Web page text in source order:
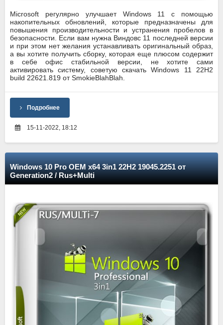
Microsoft регулярно улучшает Windows 11 с помощью
накопительных обновлений, которые предназначены для
повышения производительности и устранения пробелов в
безопасности. Если вам нужна Виндовс 11 последней версии
и при этом нет желания устанавливать оригинальный образ,
а вы хотите получить сборку, которая еще плюсом содержит
в себе офис стабильной версии, не хотите сами
активировать систему, советую скачать Windows 11 22H2
build 22621.819 от SmokieBlahBlah.
Подробнее
15-11-2022, 18:12
Windows 10 Pro OEM x64 3in1 22H2 19045.2251 от
Generation2 / Rus+Multi